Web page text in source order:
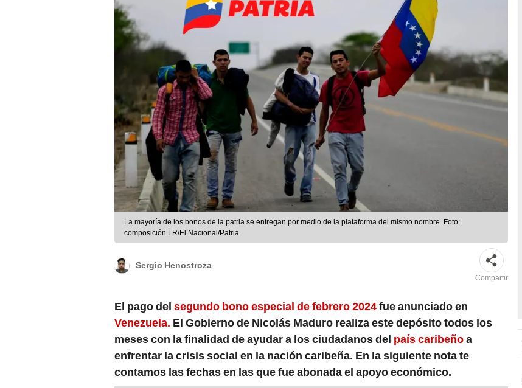
La mayoría de los bonos de la patria se entregan por medio de la plataforma del mismo nombre. Foto:
composición LR/El Nacional/Patria
Sergio Henostroza
Compartir
El pago del segundo bono especial de febrero 2024 fue anunciado en
Venezuela. El Gobierno de Nicolás Maduro realiza este depósito todos los
meses con la finalidad de ayudar a los ciudadanos del país caribeño a
enfrentar la crisis social en la nación caribeña. En la siguiente nota te
contamos las fechas en las que fue abonada el apoyo económico.